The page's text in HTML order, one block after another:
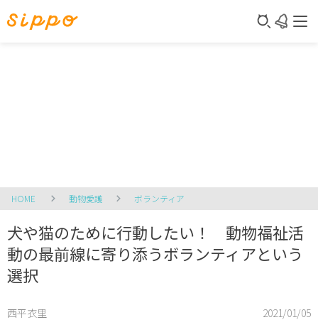
HOME 動物愛護 ボランティア
犬や猫のために行動したい！ 動物福祉活
動の最前線に寄り添うボランティアという
選択
西平衣里 2021/01/05